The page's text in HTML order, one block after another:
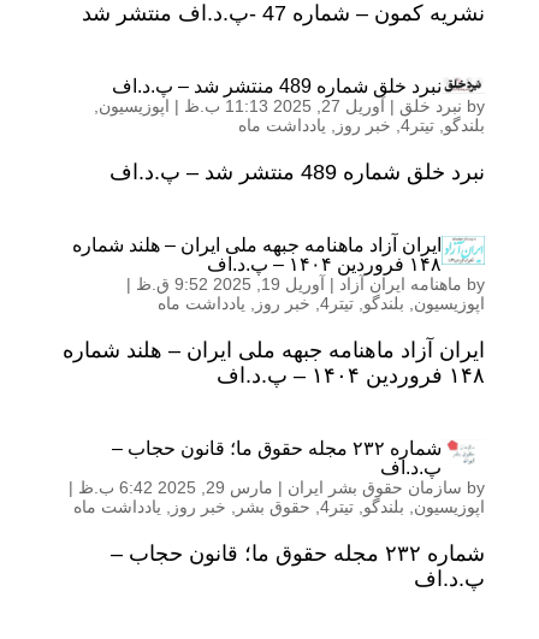
نشریه کمون – شماره 47 -پ.د.اف منتشر شد
نبرد خلق شماره 489 منتشر شد – پ.د.اف
by نبرد خلق | آوریل 27, 2025 11:13 ب.ظ | اپوزیسیون
بلندگو تیتر4 , خبر روز یادداشت ماه
نبرد خلق شماره 489 منتشر شد – پ.د.اف
ایران آزاد ماهنامه جبهه ملی ایران – هلند شماره
١۴٨ فروردین ١۴٠۴ – پ.د.اف
by ماهنامه ایران آزاد | آوریل 19, 2025 9:52 ق.ظ
|
اپوزیسیون
بلندگو تیتر4 , خبر روز یادداشت ماه
ایران آزاد ماهنامه جبهه ملی ایران – هلند شماره
١۴٨ فروردین ١۴٠۴ – پ.د.اف
شماره ۲۳۲ مجله حقوق ما؛ قانون حجاب –
پ.د.اف
by سازمان حقوق بشر ایران | مارس 29, 2025 6:42 ب.ظ
|
اپوزیسیون
بلندگو تیتر4 , حقوق بشر خبر روز یادداشت ماه
شماره ۲۳۲ مجله حقوق ما؛ قانون حجاب –
پ.د.اف